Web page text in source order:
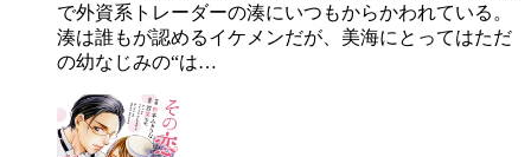
で外資系トレーダーの湊にいつもからかわれている。
湊は誰もが認めるイケメンだが、美海にとってはただ
の幼なじみの“は…